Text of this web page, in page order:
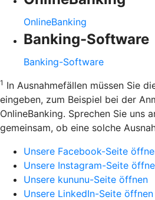
OnlineBanking
Banking-Software
Banking-Software
1 In Ausnahmefällen müssen Sie
eingeben, zum Beispiel bei der
OnlineBanking. Sprechen Sie uns
gemeinsam, ob eine solche
Unsere Facebook-Seite
Unsere Instagram-Seite
Unsere kununu-Seite öffnen
Unsere LinkedIn-Seite öffnen